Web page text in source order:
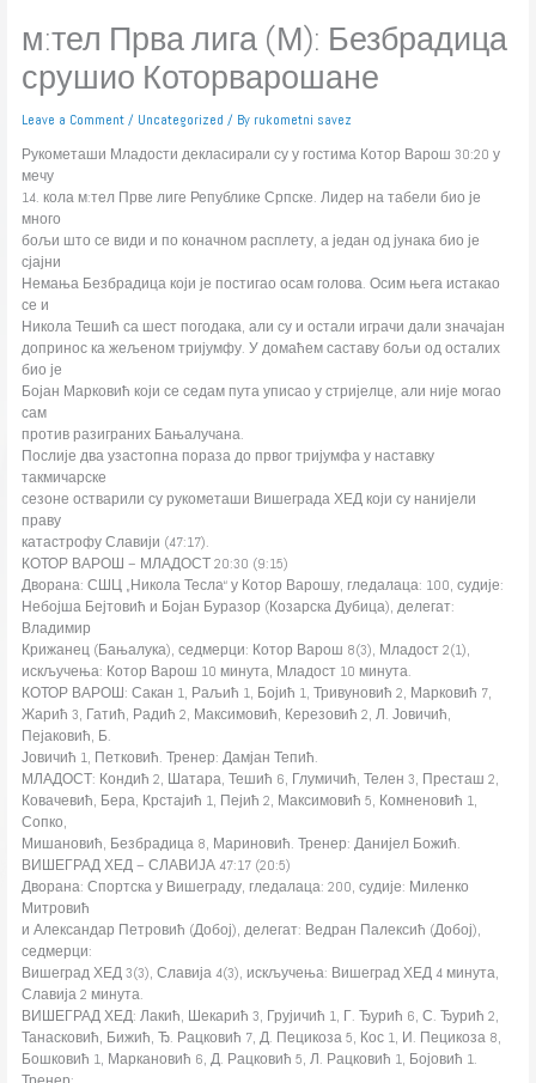
м:тел Прва лига (М): Безбрадица
срушио Которварошане
Leave a Comment / Uncategorized / By rukometni savez
Рукометаши Младости декласирали су у гостима Котор Варош 30:20 у
мечу
14. кола м:тел Прве лиге Републике Српске. Лидер на табели био је
много
бољи што се види и по коначном расплету, а један од јунака био је
сјајни
Немања Безбрадица који је постигао осам голова. Осим њега истакао
се и
Никола Тешић са шест погодака, али су и остали играчи дали значајан
допринос ка жељеном тријумфу. У домаћем саставу бољи од осталих
био је
Бојан Марковић који се седам пута уписао у стријелце, али није могао
сам
против разиграних Бањалучана.
Послије два узастопна пораза до првог тријумфа у наставку
такмичарске
сезоне остварили су рукометаши Вишеграда ХЕД који су нанијели
праву
катастрофу Славији (47:17).
КОТОР ВАРОШ – МЛАДОСТ 20:30 (9:15)
Дворана: СШЦ „Никола Тесла“ у Котор Варошу, гледалаца: 100, судије:
Небојша Бејтовић и Бојан Буразор (Козарска Дубица), делегат:
Владимир
Крижанец (Бањалука), седмерци: Котор Варош 8(3), Младост 2(1),
искључења: Котор Варош 10 минута, Младост 10 минута.
КОТОР ВАРОШ: Сакан 1, Раљић 1, Бојић 1, Тривуновић 2, Марковић 7,
Жарић 3, Гатић, Радић 2, Максимовић, Керезовић 2, Л. Јовичић,
Пејаковић, Б.
Јовичић 1, Петковић. Тренер: Дамјан Тепић.
МЛАДОСТ: Кондић 2, Шатара, Тешић 6, Глумичић, Телен 3, Престаш 2,
Ковачевић, Бера, Крстајић 1, Пејић 2, Максимовић 5, Комненовић 1,
Сопко,
Мишановић, Безбрадица 8, Мариновић. Тренер: Данијел Божић.
ВИШЕГРАД ХЕД – СЛАВИЈА 47:17 (20:5)
Дворана: Спортска у Вишеграду, гледалаца: 200, судије: Миленко
Митровић
и Александар Петровић (Добој), делегат: Ведран Палексић (Добој),
седмерци:
Вишеград ХЕД 3(3), Славија 4(3), искључења: Вишеград ХЕД 4 минута,
Славија 2 минута.
ВИШЕГРАД ХЕД: Лакић, Шекарић 3, Грујичић 1, Г. Ђурић 6, С. Ђурић 2,
Танасковић, Бижић, Ђ. Рацковић 7, Д. Пецикоза 5, Кос 1, И. Пецикоза 8,
Бошковић 1, Маркановић 6, Д. Рацковић 5, Л. Рацковић 1, Бојовић 1.